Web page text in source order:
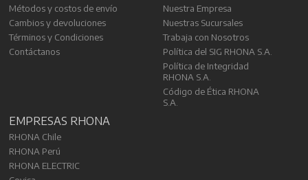
Métodos y costos de envío
Cambios y devoluciones
Términos y Condiciones
Contáctanos
Nuestra Empresa
Nuestras Sucursales
Trabaja con Nosotros
Política del SIG RHONA S.A.
Política de Integridad
RHONA S.A.
Código de Ética RHONA
S.A.
EMPRESAS RHONA
RHONA Chile
RHONA Perú
RHONA ELECTRIC